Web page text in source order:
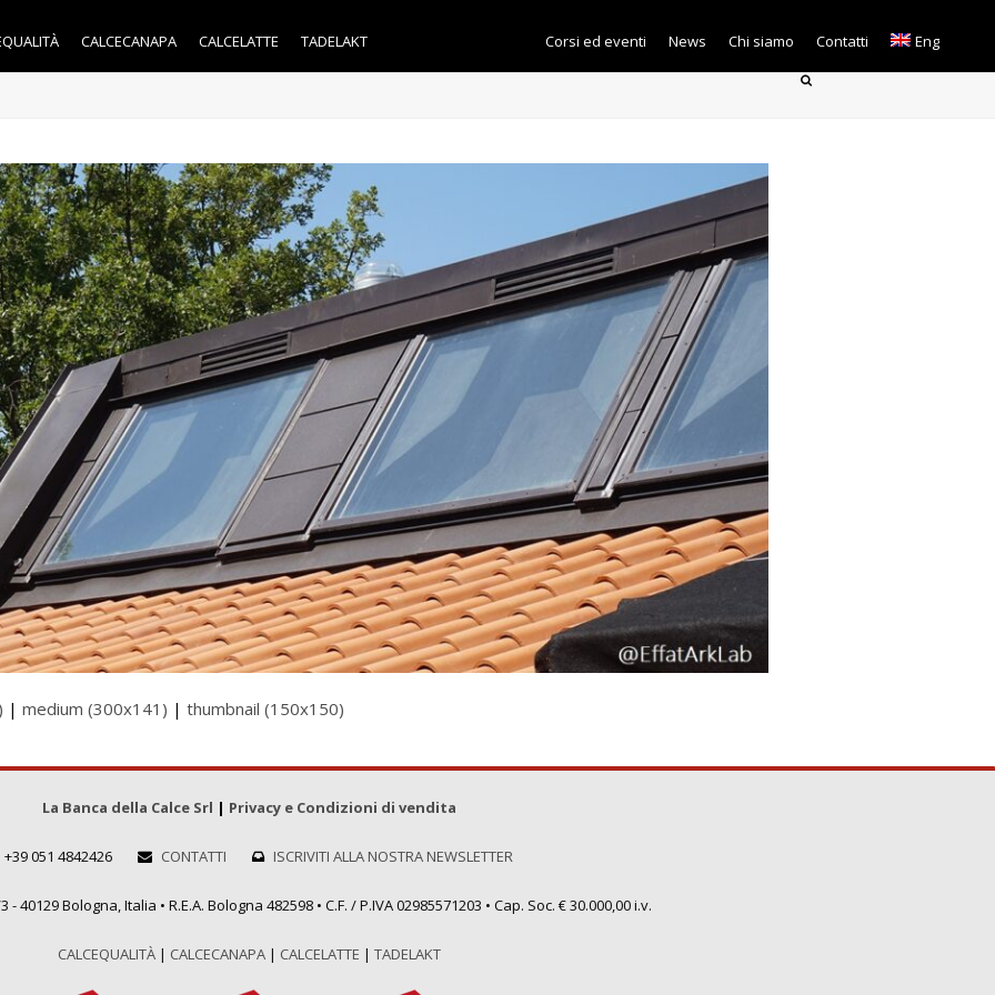
CALCECANAPA CALCELATTE TADELAKT Corsi ed eventi News Chi siamo Contatti Eng
| medium (300x141) | thumbnail (150x150)
La Banca della Calce Srl | Privacy e Condizioni di vendita
+39 051 4842426 CONTATTI ISCRIVITI ALLA NOSTRA NEWSLETTER
40129 Bologna, Italia • R.E.A. Bologna 482598 • C.F. / P.IVA 02985571203 • Cap. Soc. € 30.000,00 i.v.
CALCEQUALITÀ| CALCECANAPA| CALCELATTE | TADELAKT